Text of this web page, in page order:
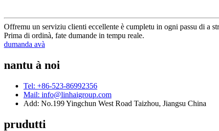
Offremu un serviziu clienti eccellente è cumpletu in ogni passu di a
Prima di ordinà, fate dumande in tempu reale.
dumanda avà
nantu à noi
Tel: +86-523-86992356
Mail: info@linhaigroup.com
Add: No.199 Yingchun West Road Taizhou, Jiangsu China
prudutti